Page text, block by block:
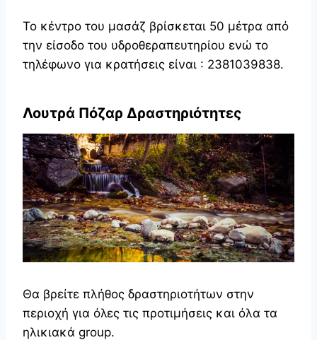
Το κέντρο του μασάζ βρίσκεται 50 μέτρα από
την είσοδο του υδροθεραπευτηρίου ενώ το
τηλέφωνο για κρατήσεις είναι : 2381039838.
Λουτρά Πόζαρ Δραστηριότητες
Θα βρείτε πλήθος δραστηριοτήτων στην
περιοχή για όλες τις προτιμήσεις και όλα τα
ηλικιακά group.